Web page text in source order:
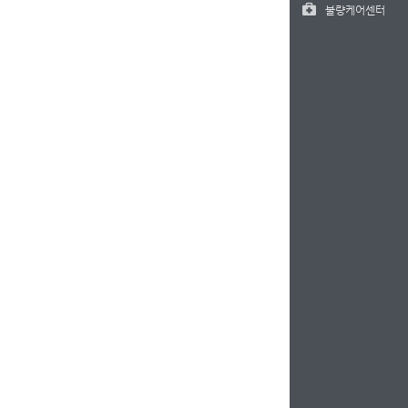
불량케어센터